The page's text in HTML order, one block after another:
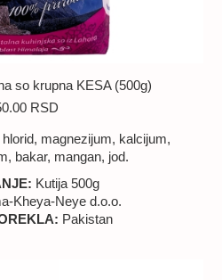
so krupna KESA (500g)
RSD
magnezijum, kalcijum,
bakar, mangan, jod.
Kutija 500g
Kheya-Neye d.o.o.
Pakistan